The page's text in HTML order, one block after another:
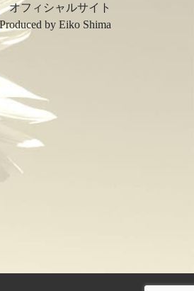
フィシャルサイト
Produced by Eiko Shima